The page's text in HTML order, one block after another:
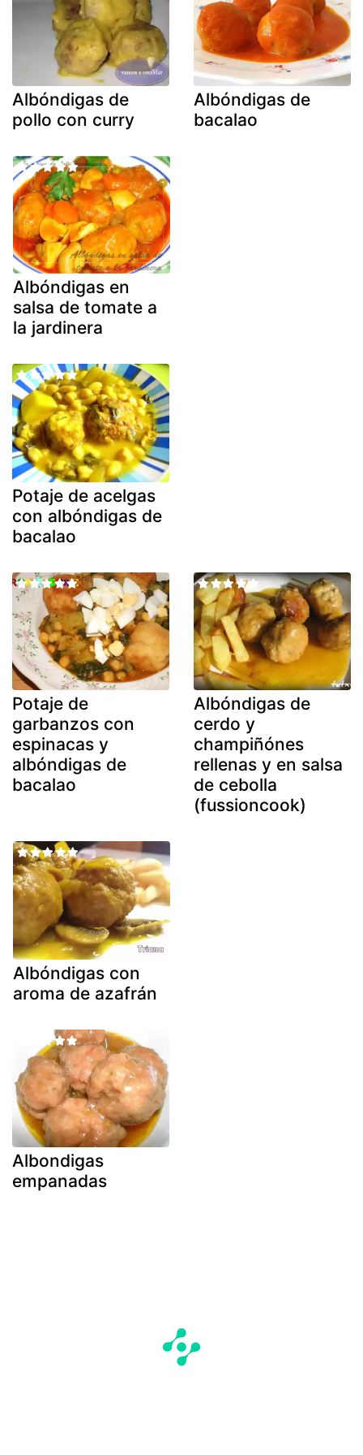
Albóndigas de
pollo con curry
Albóndigas de
bacalao
Albóndigas en
salsa de tomate a
la jardinera
Potaje de acelgas
con albóndigas de
bacalao
Potaje de
garbanzos con
espinacas y
albóndigas de
bacalao
Albóndigas de
cerdo y
champiñónes
rellenas y en salsa
de cebolla
(fussioncook)
Albóndigas con
aroma de azafrán
Albondigas
empanadas